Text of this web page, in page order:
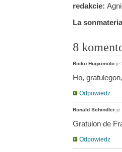
redakcie:
La
8
Ricko Hugximoto je
Ho,
Odpowiedz
Ronald Schindler je
Gratulon de
Odpowiedz